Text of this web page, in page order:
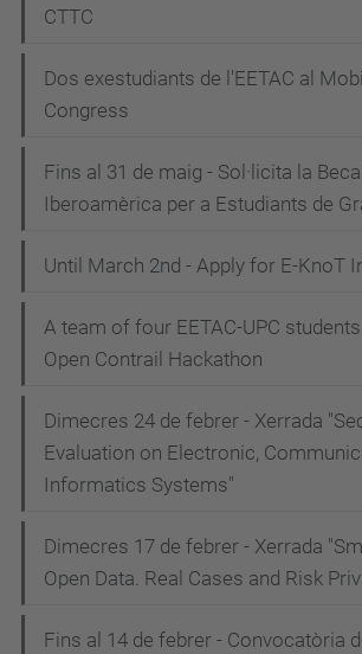
CTTC
Dos exestudiants de l'EETAC al
Congress
Fins al 31 de maig - Sol·licita la
Iberoamèrica per a Estudiants de
Until March 2nd - Apply for E-KnoT
A team of four EETAC-UPC
Open Contrail Hackathon
Dimecres 24 de febrer - Xerrada
Evaluation on Electronic,
Informatics Systems"
Dimecres 17 de febrer - Xerrada
Open Data. Real Cases and Risk
Fins al 14 de febrer - Convocatòria